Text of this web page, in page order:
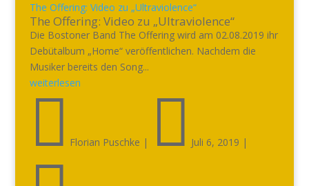
The Offering: Video zu „Ultraviolence“
The Offering: Video zu „Ultraviolence“
Die Bostoner Band The Offering wird am 02.08.2019 ihr
Debütalbum „Home“ veröffentlichen. Nachdem die
Musiker bereits den Song...
weiterlesen
 Florian Puschke |  Juli 6, 2019 |